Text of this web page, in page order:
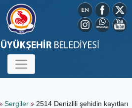
Sergiler
2514 Denizlili şehidin kayıtları